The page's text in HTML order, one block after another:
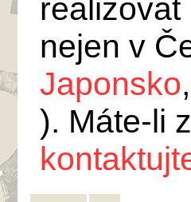
nejen v
Japonsko,
). Máte-li